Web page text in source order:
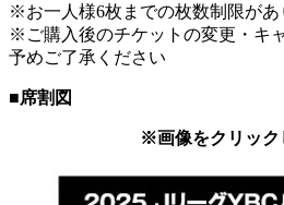
※お一人様6枚までの枚数制限があ
※ご購入後のチケットの変更・キ
予めご了承ください
■席割図
※画像をクリック